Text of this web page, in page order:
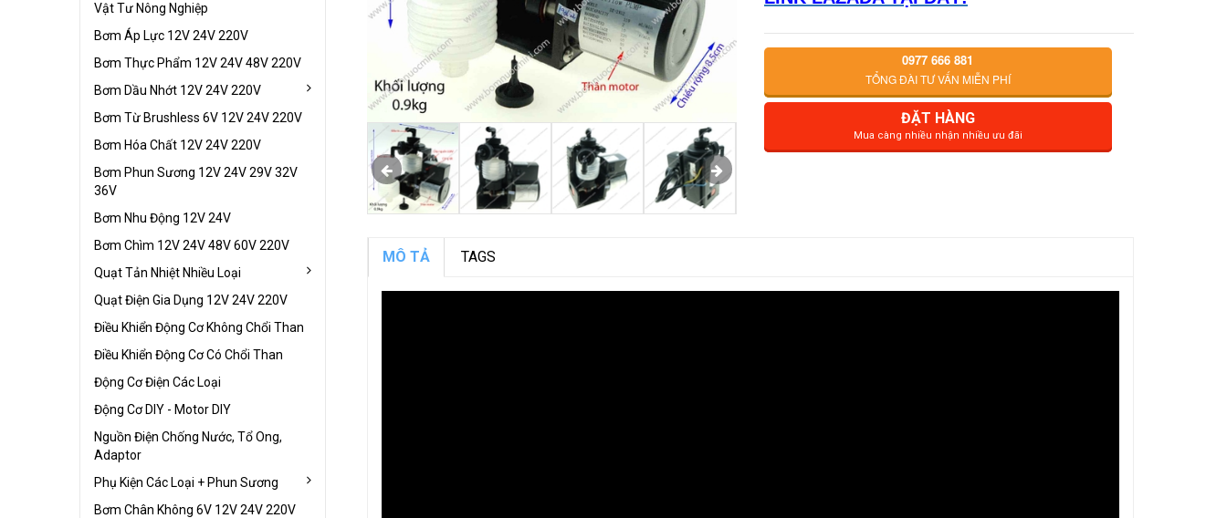
Vật Tư Nông Nghiệp
Bơm Áp Lực 12V 24V 220V
Bơm Thực Phẩm 12V 24V 48V 220V
Bơm Dầu Nhớt 12V 24V 220V
Bơm Từ Brushless 6V 12V 24V 220V
Bơm Hóa Chất 12V 24V 220V
Bơm Phun Sương 12V 24V 29V 32V
36V
Bơm Nhu Động 12V 24V
Bơm Chìm 12V 24V 48V 60V 220V
Quạt Tản Nhiệt Nhiều Loại
Quạt Điện Gia Dụng 12V 24V 220V
Điều Khiển Động Cơ Không Chổi Than
Điều Khiển Động Cơ Có Chổi Than
Động Cơ Điện Các Loại
Động Cơ DIY - Motor DIY
Nguồn Điện Chống Nước, Tổ Ong,
Adaptor
Phụ Kiện Các Loại + Phun Sương
Bơm Chân Không 6V 12V 24V 220V
0977 666 881
TỔNG ĐÀI TƯ VẤN MIỄN PHÍ
ĐẶT HÀNG
Mua càng nhiều nhận nhiều ưu đãi
MÔ TẢ TAGS